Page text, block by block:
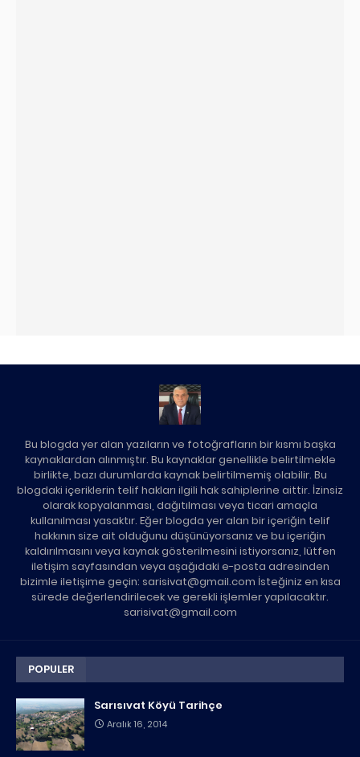
Bu blogda yer alan yazıların ve fotoğrafların bir kısmı başka
kaynaklardan alınmıştır. Bu kaynaklar genellikle belirtilmekle
birlikte, bazı durumlarda kaynak belirtilmemiş olabilir. Bu
blogdaki içeriklerin telif hakları ilgili hak sahiplerine aittir. İzinsiz
olarak kopyalanması, dağıtılması veya ticari amaçla
kullanılması yasaktır. Eğer blogda yer alan bir içeriğin telif
hakkının size ait olduğunu düşünüyorsanız ve bu içeriğin
kaldırılmasını veya kaynak gösterilmesini istiyorsanız, lütfen
iletişim sayfasından veya aşağıdaki e-posta adresinden
bizimle iletişime geçin: sarisivat@gmail.com İsteğiniz en kısa
sürede değerlendirilecek ve gerekli işlemler yapılacaktır.
sarisivat@gmail.com
POPULER
Sarısıvat Köyü Tarihçe
Aralık 16, 2014